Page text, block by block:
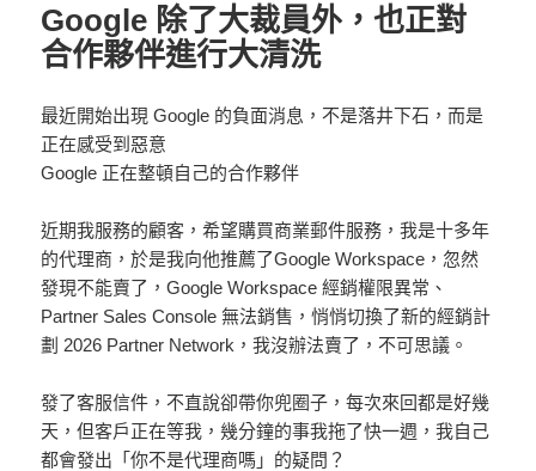
Google 除了大裁員外，也正對
合作夥伴進行大清洗
最近開始出現 Google 的負面消息，不是落井下石，而是
正在感受到惡意
Google 正在整頓自己的合作夥伴
近期我服務的顧客，希望購買商業郵件服務，我是十多年
的代理商，於是我向他推薦了Google Workspace，忽然
發現不能賣了，Google Workspace 經銷權限異常、
Partner Sales Console 無法銷售，悄悄切換了新的經銷計
劃 2026 Partner Network，我沒辦法賣了，不可思議。
發了客服信件，不直說卻帶你兜圈子，每次來回都是好幾
天，但客戶正在等我，幾分鐘的事我拖了快一週，我自己
都會發出「你不是代理商嗎」的疑問？